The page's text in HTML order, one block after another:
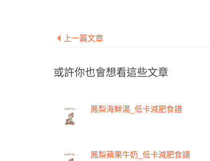
上一篇文章
或許你也會想看這些文章
鳳梨海鮮湯_低卡減肥食譜
鳳梨蘋果牛奶_低卡減肥食譜